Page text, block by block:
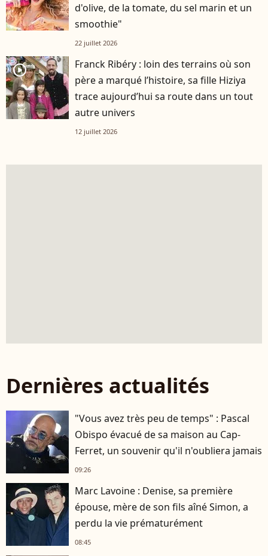
d'olive, de la tomate, du sel marin et un
smoothie"
22 juillet 2026
player2
Franck Ribéry : loin des terrains où son
père a marqué l’histoire, sa fille Hiziya
trace aujourd’hui sa route dans un tout
autre univers
12 juillet 2026
Dernières actualités
"Vous avez très peu de temps" : Pascal
Obispo évacué de sa maison au Cap-
Ferret, un souvenir qu'il n'oubliera jamais
09:26
Marc Lavoine : Denise, sa première
épouse, mère de son fils aîné Simon, a
perdu la vie prématurément
08:45